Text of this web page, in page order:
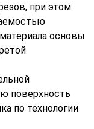
при этом
основы
поверхность
по технологии